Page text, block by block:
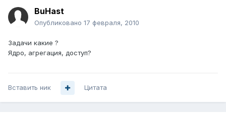
BuHast
Опубликовано 17 февраля, 2010
Задачи какие ?
Ядро, агрегация, доступ?
Вставить ник Цитата